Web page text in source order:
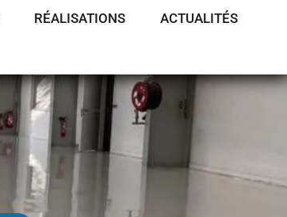
RÉALISATIONS ACTUALITÉS